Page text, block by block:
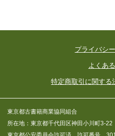
プライバシ
よくあ
特定商取引に関する
東京都古書籍商業協同組合
所在地：東京都千代田区神田小川町3-